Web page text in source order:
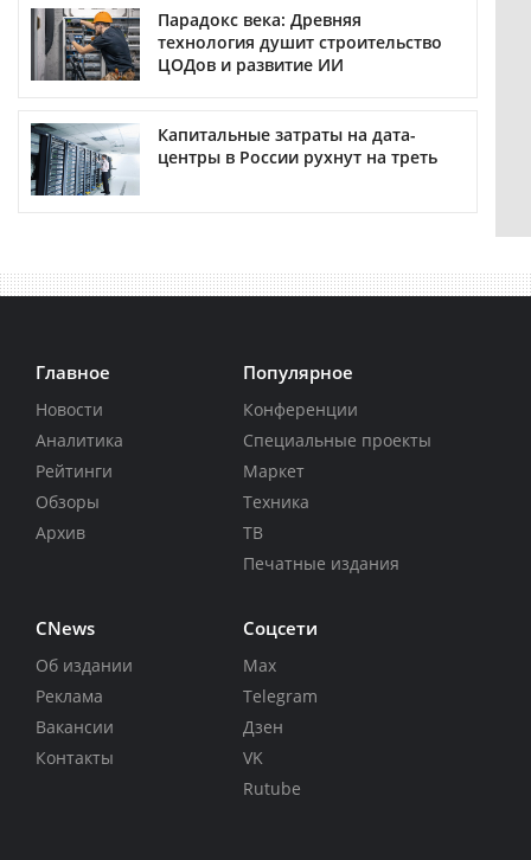
Парадокс века: Древняя
технология душит строительство
ЦОДов и развитие ИИ
Капитальные затраты на дата-
центры в России рухнут на треть
Главное
Новости
Аналитика
Рейтинги
Обзоры
Архив
Популярное
Конференции
Специальные проекты
Маркет
Техника
ТВ
Печатные издания
CNews
Об издании
Реклама
Вакансии
Контакты
Соцсети
Max
Telegram
Дзен
VK
Rutube